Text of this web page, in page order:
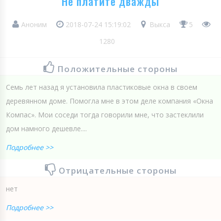
Аноним 2018-07-24 15:19:02 Выкса
5
1280
Положительные стороны
Семь лет назад я установила пластиковые окна в своем
деревянном доме. Помогла мне в этом деле компания «Окна
Компас». Мои соседи тогда говорили мне, что застеклили
дом намного дешевле....
Подробнее >>
Отрицательные стороны
нет
Подробнее >>